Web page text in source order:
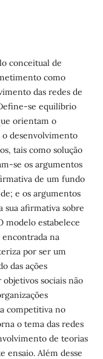
conceitual de
como
das redes de
se equilíbrio
orientam o
desenvolvimento
tais como solução
se os argumentos
de um fundo
e os argumentos
sua afirmativa sobre
modelo estabelece
encontrada na
por ser um
das ações
sociais não
competitiva no
o tema das redes
de teorias
ensaio. Além desse